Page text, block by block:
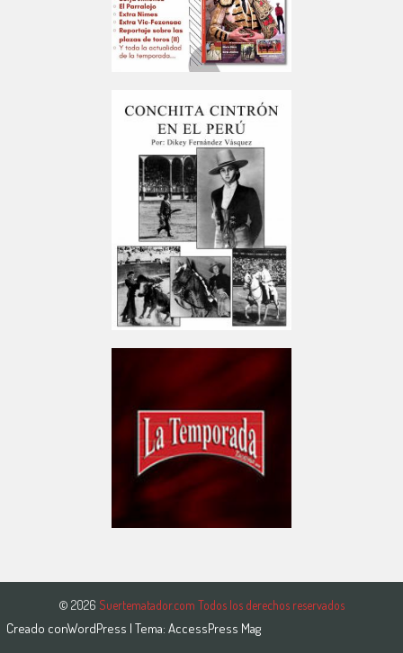
© 2026 Suertematador.com Todos los derechos reservados
Creado conWordPress | Tema: AccessPress Mag